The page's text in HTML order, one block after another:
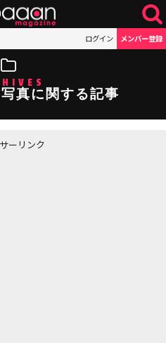
ログイン メンバー登録
真に関する記事
ーリンク